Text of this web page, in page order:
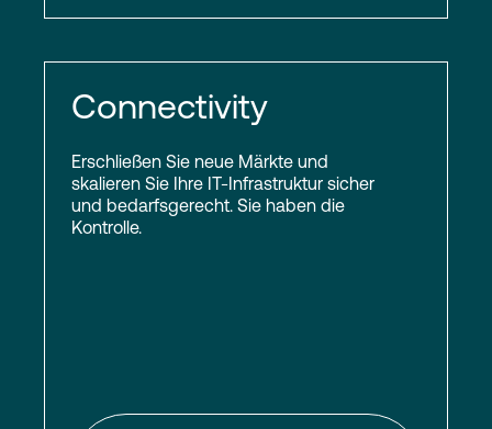
Connectivity
Erschließen Sie neue Märkte und
skalieren Sie Ihre IT-Infrastruktur sicher
und bedarfsgerecht. Sie haben die
Kontrolle.